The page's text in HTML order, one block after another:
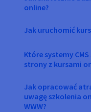
online?
Jak uruchomić
Które systemy
strony z kursami
Jak opracować
uwagę szkolenia
WWW?